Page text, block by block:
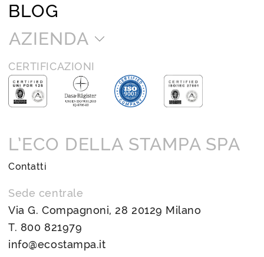
BLOG
AZIENDA
CERTIFICAZIONI
L’ECO DELLA STAMPA SPA
Contatti
Sede centrale
Via G. Compagnoni, 28 20129 Milano
T. 800 821979
info@ecostampa.it